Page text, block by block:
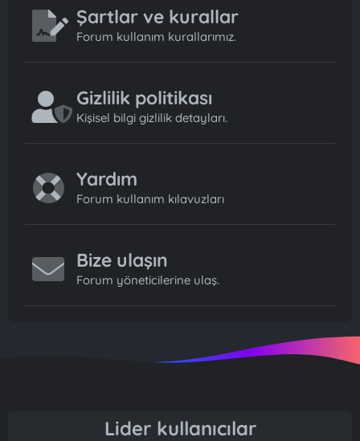
Şartlar ve kurallar
Forum kullanım kurallarımız.
Gizlilik politikası
Kişisel bilgi gizlilik detayları.
Yardım
Forum kullanım kılavuzları
Bize ulaşın
Forum yöneticilerine ulaş.
Lider kullanıcılar